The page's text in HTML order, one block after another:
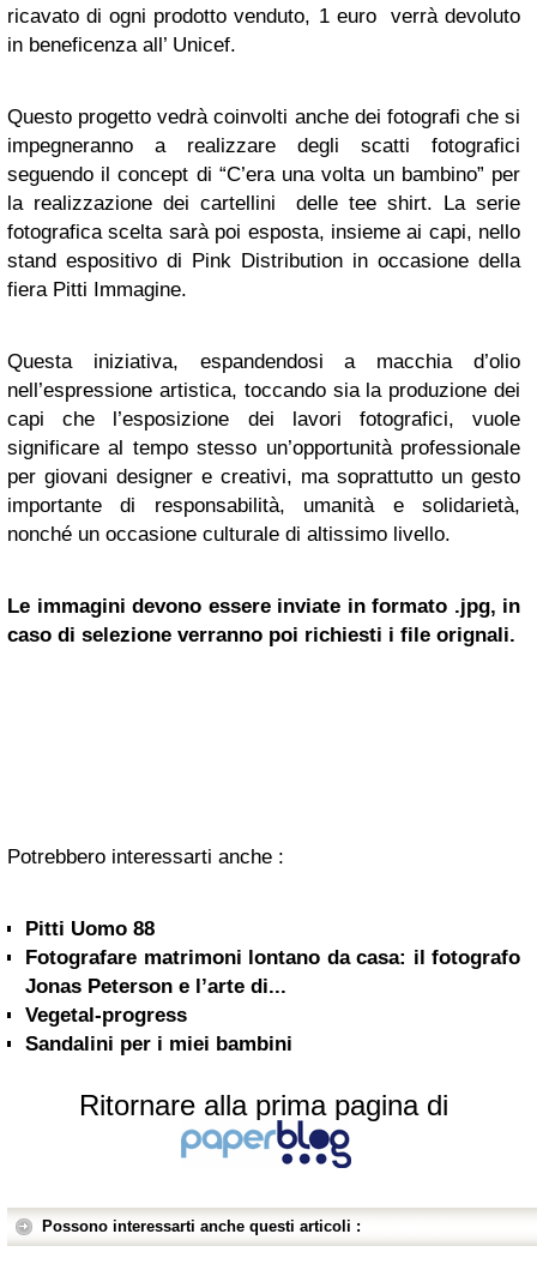
ricavato di ogni prodotto venduto, 1 euro verrà devoluto
in beneficenza all’ Unicef.
Questo progetto vedrà coinvolti anche dei fotografi che si
impegneranno a realizzare degli scatti fotografici
seguendo il concept di “C’era una volta un bambino” per
la realizzazione dei cartellini delle tee shirt. La serie
fotografica scelta sarà poi esposta, insieme ai capi, nello
stand espositivo di Pink Distribution in occasione della
fiera Pitti Immagine.
Questa iniziativa, espandendosi a macchia d’olio
nell’espressione artistica, toccando sia la produzione dei
capi che l’esposizione dei lavori fotografici, vuole
significare al tempo stesso un’opportunità professionale
per giovani designer e creativi, ma soprattutto un gesto
importante di responsabilità, umanità e solidarietà,
nonché un occasione culturale di altissimo livello.
Le immagini devono essere inviate in formato .jpg, in
caso di selezione verranno poi richiesti i file orignali.
Potrebbero interessarti anche :
Pitti Uomo 88
Fotografare matrimoni lontano da casa: il fotografo
Jonas Peterson e l’arte di...
Vegetal-progress
Sandalini per i miei bambini
Ritornare alla prima pagina di
Possono interessarti anche questi articoli :